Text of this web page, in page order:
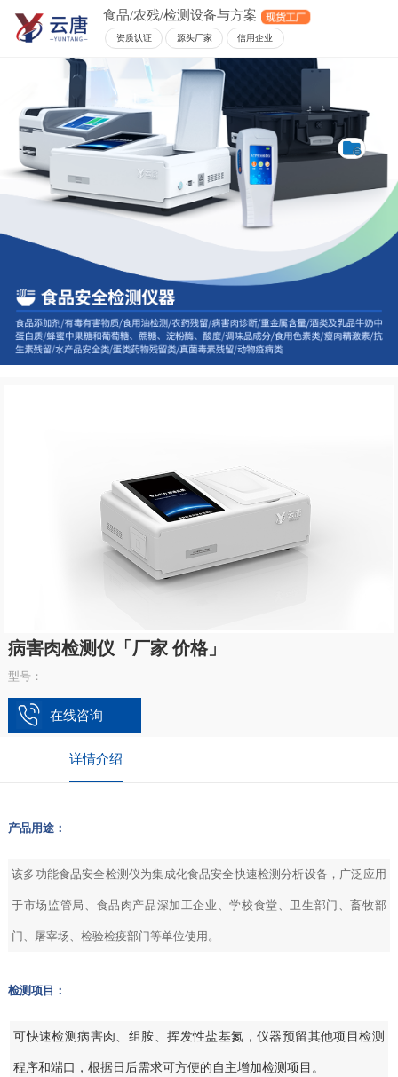
食品/农残/检测设备与方案
资质认证 源头厂家 信用企业
病害肉检测仪「厂家 价格」
型号：
在线咨询
详情介绍
产品用途：
该多功能食品安全检测仪为集成化食品安全快速检测分析设备，广泛应用
于市场监管局、食品肉产品深加工企业、学校食堂、卫生部门、畜牧部
门、屠宰场、检验检疫部门等单位使用。
检测项目：
可快速检测病害肉、组胺、挥发性盐基氮，仪器预留其他项目检测
程序和端口，根据日后需求可方便的自主增加检测项目。